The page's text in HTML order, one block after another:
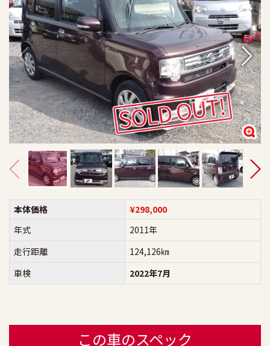
本体価格
¥298,000
年式
2011年
走行距離
124,126㎞
車検
2022年7月
この車のスペック